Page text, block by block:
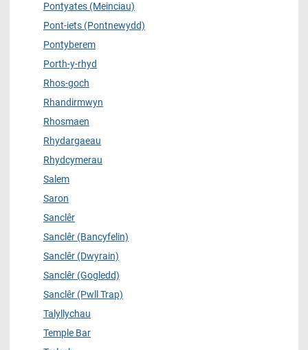
Pontyates (Meinciau)
Pont-iets (Pontnewydd)
Pontyberem
Porth-y-rhyd
Rhos-goch
Rhandirmwyn
Rhosmaen
Rhydargaeau
Rhydcymerau
Salem
Saron
Sanclêr
Sanclêr (Bancyfelin)
Sanclêr (Dwyrain)
Sanclêr (Gogledd)
Sanclêr (Pwll Trap)
Talyllychau
Temple Bar